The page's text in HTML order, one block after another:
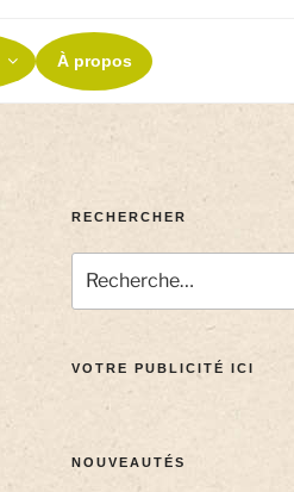
À propos
RECHERCHER
VOTRE PUBLICITÉ ICI
NOUVEAUTÉS